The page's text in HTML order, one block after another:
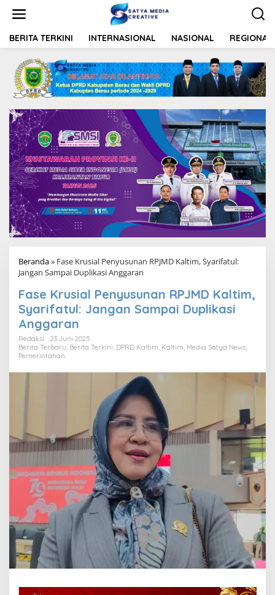
t
BERITA TERKINI INTERNASIONAL NASIONAL REGIONAL
Beranda» Fase Krusial Penyusunan RPJMD Kaltim, Syarifatul:
Jangan Sampai Duplikasi Anggaran
Fase Krusial Penyusunan RPJMD Kaltim,
Syarifatul: Jangan Sampai Duplikasi
Anggaran
Redaksi
23 Juni 2025
Berita Terbaru Berita Terkini DPRD Kaltim Kaltim Media Satya News
Pemerintahan